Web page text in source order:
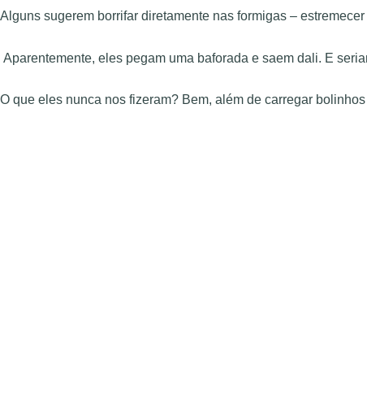
Alguns sugerem borrifar diretamente nas formigas –
Aparentemente, eles pegam uma baforada e saem dali. E
O que eles nunca nos fizeram? Bem, além de carregar